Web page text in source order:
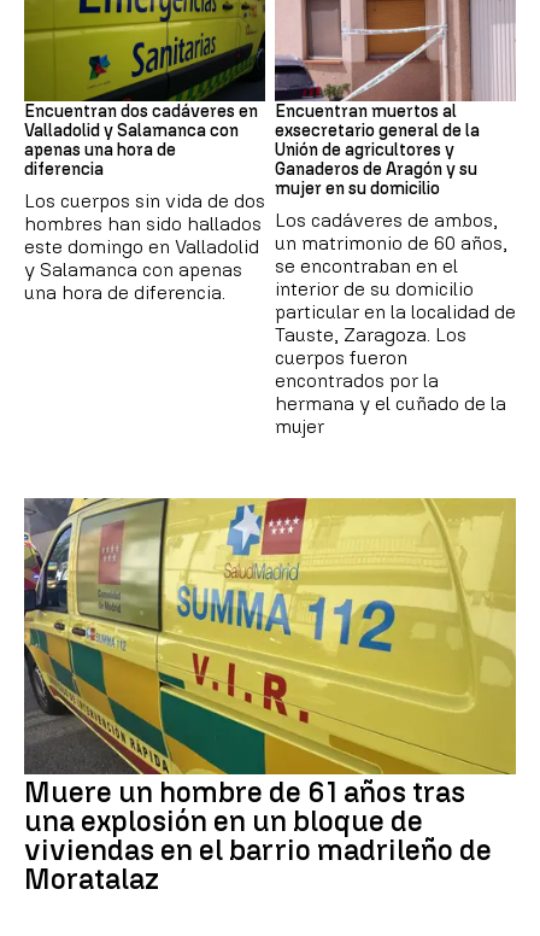
SUCESOS
Encuentran dos cadáveres en
Valladolid y Salamanca con
apenas una hora de
diferencia
Los cuerpos sin vida de dos
hombres han sido hallados
este domingo en Valladolid
y Salamanca con apenas
una hora de diferencia.
Muertes
Encuentran muertos al
exsecretario general de la
Unión de agricultores y
Ganaderos de Aragón y su
mujer en su domicilio
Los cadáveres de ambos,
un matrimonio de 60 años,
se encontraban en el
interior de su domicilio
particular en la localidad de
Tauste, Zaragoza. Los
cuerpos fueron
encontrados por la
hermana y el cuñado de la
mujer
Muere un hombre de 61 años tras
una explosión en un bloque de
viviendas en el barrio madrileño de
Moratalaz